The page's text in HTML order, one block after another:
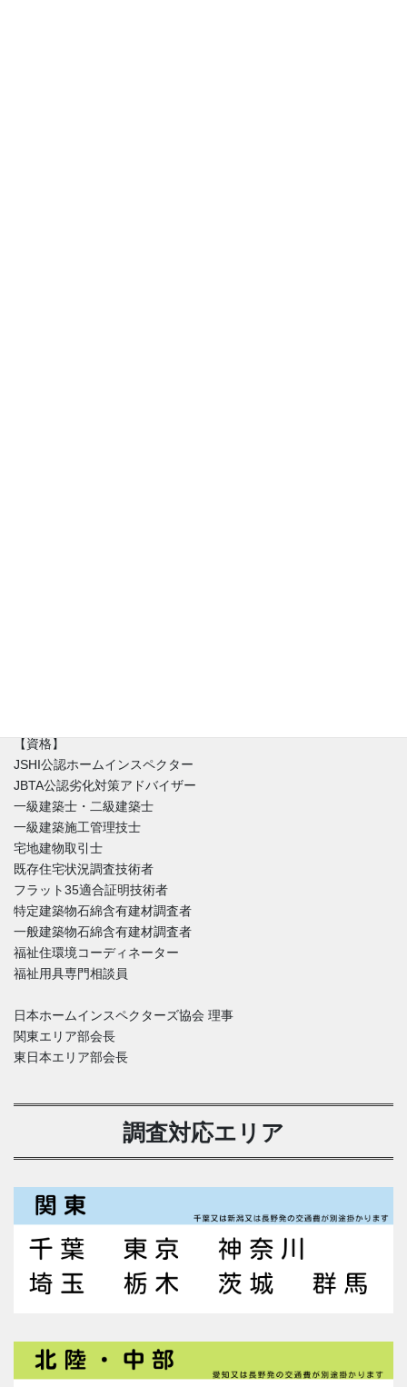
【資格】
JSHI公認ホームインスペクター
JBTA公認劣化対策アドバイザー
一級建築士・二級建築士
一級建築施工管理技士
宅地建物取引士
既存住宅状況調査技術者
フラット35適合証明技術者
特定建築物石綿含有建材調査者
一般建築物石綿含有建材調査者
福祉住環境コーディネーター
福祉用具専門相談員
日本ホームインスペクターズ協会 理事
関東エリア部会長
東日本エリア部会長
調査対応エリア